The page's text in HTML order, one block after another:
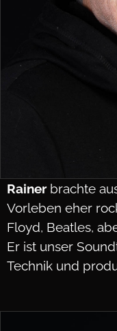
Rainer brachte
Vorleben eher
Floyd, Beatles,
Er ist unser
Technik und